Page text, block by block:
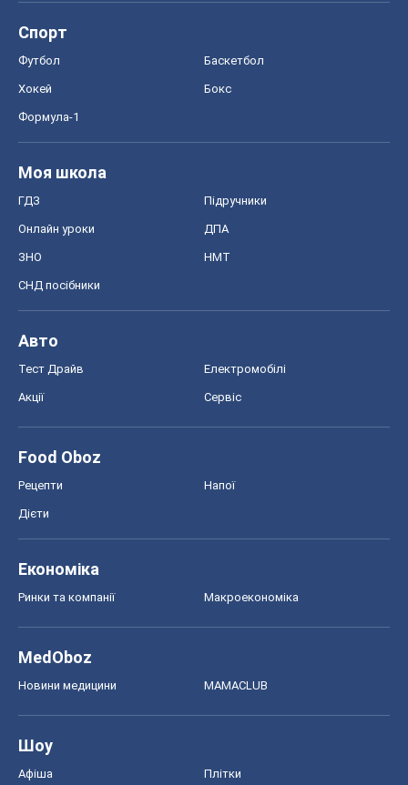
Спорт
Футбол Баскетбол
Хокей Бокс
Формула-1
Моя школа
ГДЗ Підручники
Онлайн уроки ДПА
ЗНО НМТ
СНД посібники
Авто
Тест Драйв Електромобілі
Акції Сервіс
Food Oboz
Рецепти Напої
Дієти
Економіка
Ринки та компанії Макроекономіка
MedOboz
Новини медицини MAMACLUB
Шоу
Афіша Плітки